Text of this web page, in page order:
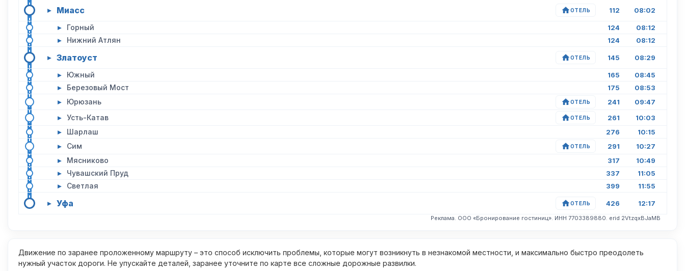
▸ Миасс ОТЕЛЬ 112 08:02
▸ Горный 124 08:12
▸ Нижний Атлян 124 08:12
▸ Златоуст ОТЕЛЬ 145 08:29
▸ Южный 165 08:45
▸ Березовый Мост 175 08:53
▸ Юрюзань ОТЕЛЬ 241 09:47
▸ Усть-Катав ОТЕЛЬ 261 10:03
▸ Шарлаш 276 10:15
▸ Сим ОТЕЛЬ 291 10:27
▸ Мясниково 317 10:49
▸ Чувашский Пруд 337 11:05
▸ Светлая 399 11:55
▸ Уфа ОТЕЛЬ 426 12:17
Реклама. ООО «Бронирование гостиниц». ИНН 7703389880. erid 2VtzqxBJaMB
Движение по заранее проложенному маршруту – это способ исключить проблемы, которые могут возникнуть в незнакомой местности, и максимально быстро преодолеть
нужный участок дороги. Не упускайте деталей, заранее уточните по карте все сложные дорожные развилки.